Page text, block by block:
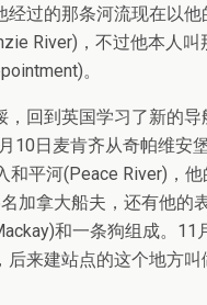
经过的那条河流现在以
River)，不过他本人叫
。
，回到英国学习了新的导
10日麦肯齐从奇帕维安
和平河(Peace River)，
加拿大船夫，还有他的
和一条狗组成。11
后来建站点的这个地方叫